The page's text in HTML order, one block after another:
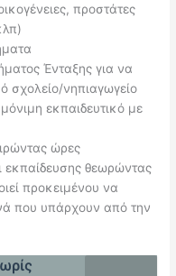
προστάτες
Ένταξης για να
σχολείο/νηπιαγωγείο
εκπαιδευτικό με
ώρες
εκπαίδευσης θεωρώντας
προκειμένου να
που υπάρχουν από την